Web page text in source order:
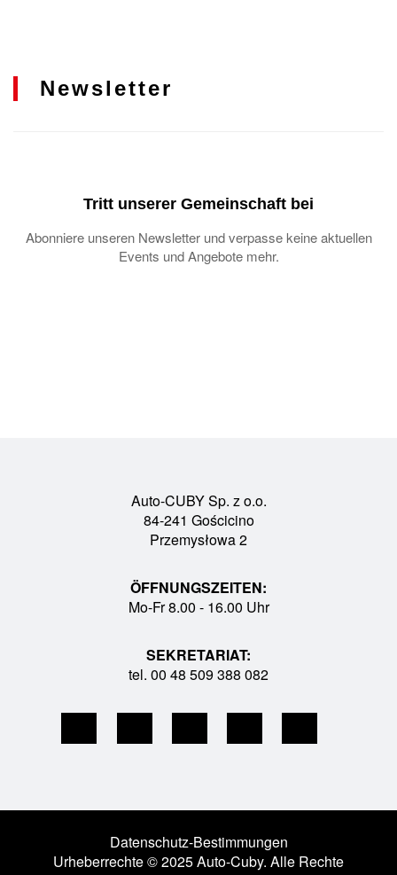
Newsletter
Tritt unserer Gemeinschaft bei
Abonniere unseren Newsletter und verpasse keine aktuellen
Events und Angebote mehr.
Auto-CUBY Sp. z o.o.
84-241 Gościcino
Przemysłowa 2
ÖFFNUNGSZEITEN:
Mo-Fr 8.00 - 16.00 Uhr
SEKRETARIAT:
tel. 00 48 509 388 082
Datenschutz-Bestimmungen
Urheberrechte © 2025 Auto-Cuby. Alle Rechte